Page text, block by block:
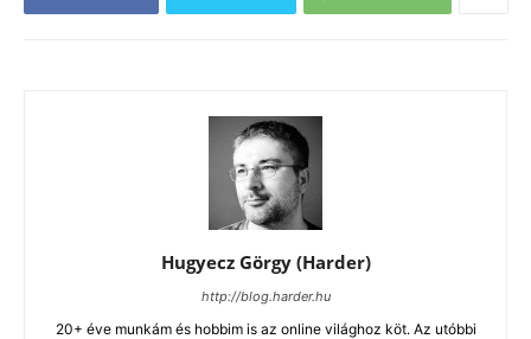
Hugyecz Görgy (Harder)
http://blog.harder.hu
20+ éve munkám és hobbim is az online világhoz köt. Az utóbbi